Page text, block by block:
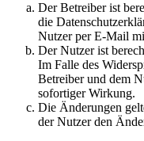
Der Betreiber ist
die
Nutzer per E-Mail
Der Nutzer ist
Im Falle des
Betreiber und dem
sofortiger Wirkung.
Die Änderungen
der Nutzer den